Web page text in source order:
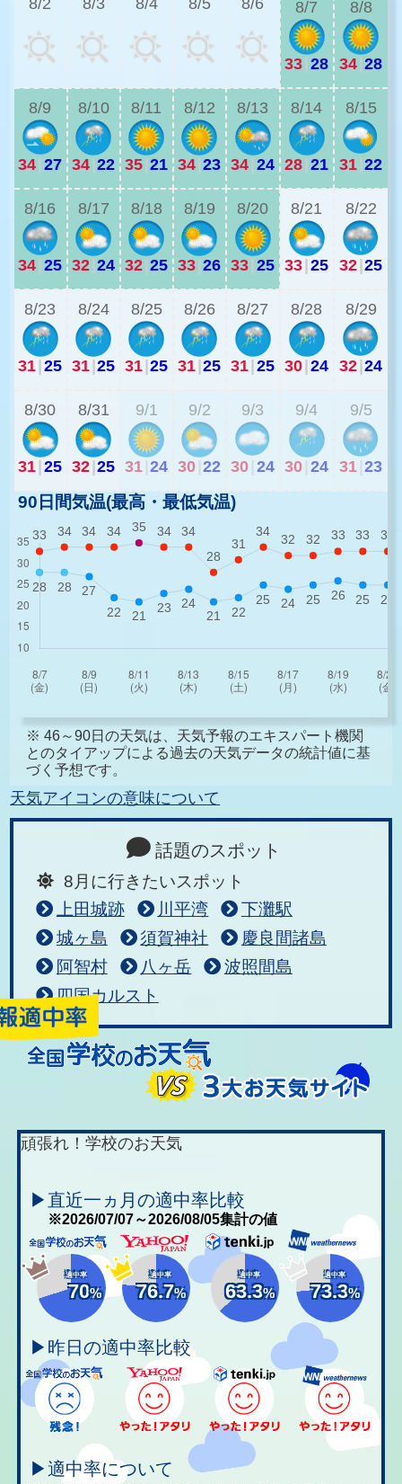
8/2 8/3 8/4 8/5 8/6 8/7
33|28
8/8
34|28
8/9
34|27
8/10
34|22
8/11
35|21
8/12
34|23
8/13
34|24
8/14
28|21
8/15
31|22
8/16
34|25
8/17
32|24
8/18
32|25
8/19
33|26
8/20
33|25
8/21
33|25
8/22
32|25
8/23
31|25
8/24
31|25
8/25
31|25
8/26
31|25
8/27
31|25
8/28
30|24
8/29
32|24
8/30
31|25
8/31
32|25
9/1
31 24
9/2
30 22
9/3
30 24
9/4
30 24
9/5
31 23
90日間気温(最高・最低気温)
※ 46～90日の天気は、天気予報のエキスパート機関
とのタイアップによる過去の天気データの統計値に基
づく予想です。
天気アイコンの意味について
話題のスポット
8月に行きたいスポット
上田城跡
川平湾
下灘駅
城ヶ島
須賀神社
慶良間諸島
阿智村
八ヶ岳
波照間島
四国カルスト
頑張れ！学校のお天気
▶直近一ヵ月の適中率比較
※2026/07/07～2026/08/05集計の値
適中率
70%
適中率
76.7%
適中率
63.3%
適中率
73.3%
▶昨日の適中率比較
▶適中率について